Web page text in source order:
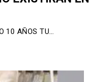
10 AÑOS TU…